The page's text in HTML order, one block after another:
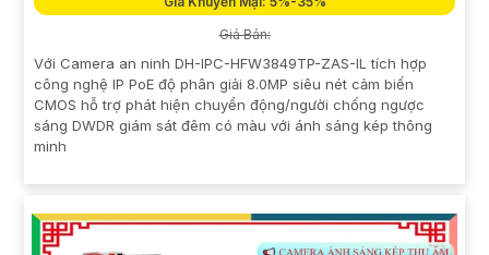
Giá Bán:
Với Camera an ninh DH-IPC-HFW3849TP-ZAS-IL tích hợp
công nghệ IP PoE độ phân giải 8.0MP siêu nét cảm biến
CMOS hỗ trợ phát hiện chuyển động/người chống ngược
sáng DWDR giám sát đêm có màu với ánh sáng kép thông
minh